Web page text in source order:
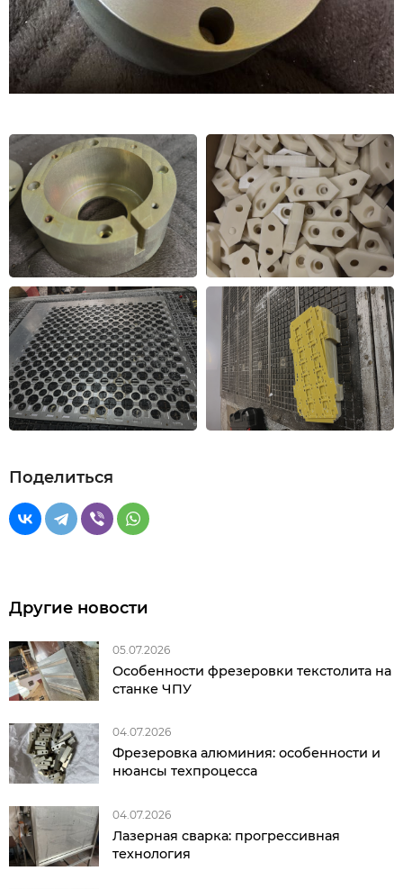
Поделиться
Другие новости
05.07.2026
Особенности фрезеровки текстолита на
станке ЧПУ
04.07.2026
Фрезеровка алюминия: особенности и
нюансы техпроцесса
04.07.2026
Лазерная сварка: прогрессивная
технология